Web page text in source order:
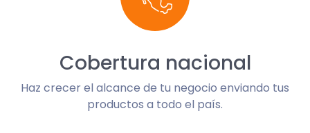
Cobertura nacional
Haz crecer el alcance de tu negocio enviando tus
productos a todo el país.